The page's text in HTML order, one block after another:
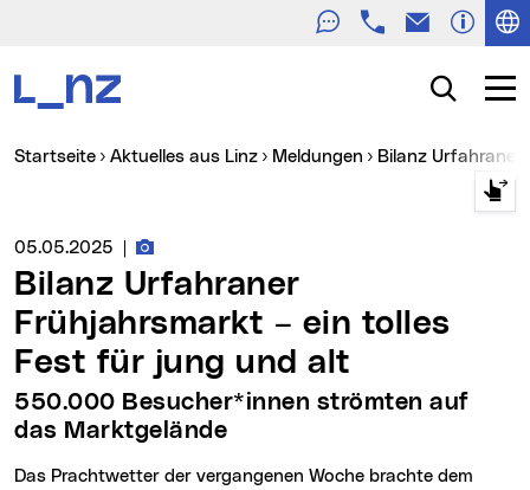
TelefonE-Mail
Suche
Sie sind hier:
Startseite Aktuelles aus Linz Meldungen Bilanz
Medienservice vom:
05.05.2025 Fotos zur Meldung
Bilanz Urfahraner
Frühjahrsmarkt – ein tolles
Fest für jung und alt
550.000 Besucher*innen strömten auf
das Marktgelände
Das Prachtwetter der vergangenen Woche brachte dem